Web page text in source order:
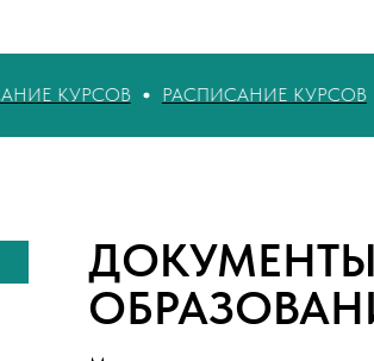
КУРСОВ РАСПИСАНИЕ КУРСОВ